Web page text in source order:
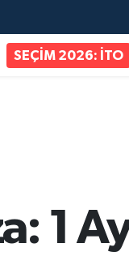
SEÇİM 2026: İTO
1